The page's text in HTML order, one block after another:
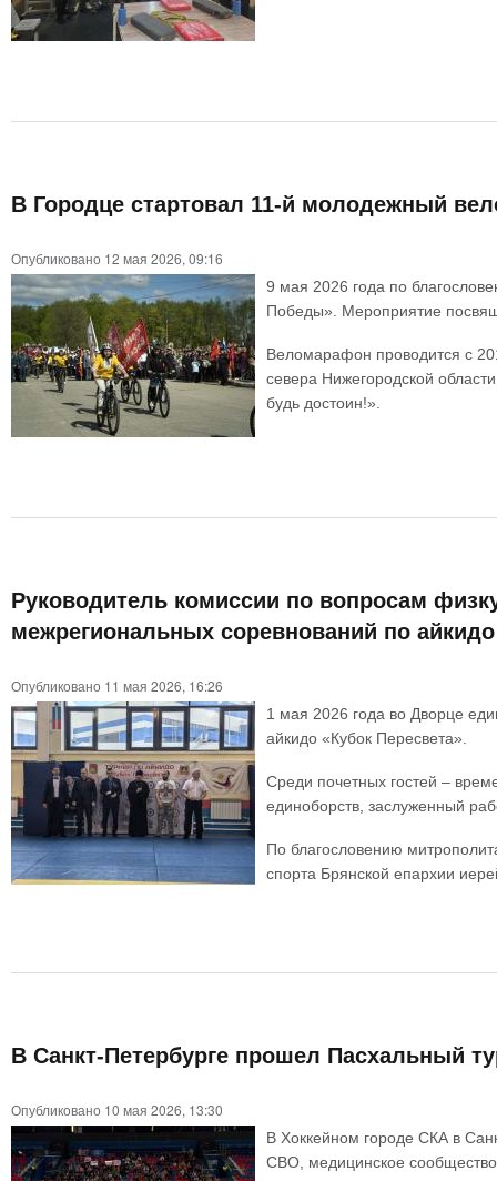
В Городце стартовал 11-й молодежный
Опубликовано 12 мая 2026, 09:16
9 мая 2026 года по
Победы». Мероприятие
Веломарафон проводится с
севера Нижегородской
будь достоин!».
Руководитель комиссии по вопросам
межрегиональных соревнований по айкидо
Опубликовано 11 мая 2026, 16:26
1 мая 2026 года во Дворце
айкидо «Кубок Пересвета».
Среди почетных гостей –
единоборств, заслуженный
По благословению
спорта Брянской епархии
В Санкт-Петербурге прошел Пасхальный
Опубликовано 10 мая 2026, 13:30
В Хоккейном городе СКА в
СВО, медицинское